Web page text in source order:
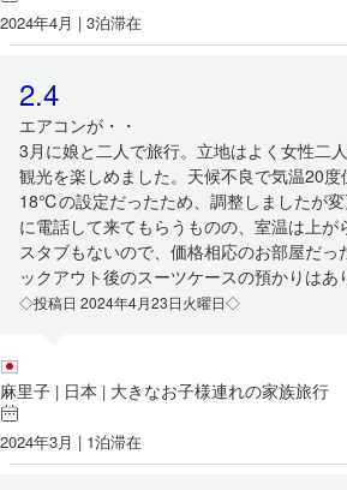
2024年4月 | 3泊滞在
2.4
エアコンが・・
3月に娘と二人で旅行。立地はよく女性二
観光を楽しめました。天候不良で気温20
18℃の設定だったため、調整しましたが変
に電話して来てもらうものの、室温は上が
スタブもないので、価格相応のお部屋だっ
ックアウト後のスーツケースの預かりはあ
◇投稿日 2024年4月23日火曜日◇
麻里子 | 日本 | 大きなお子様連れの家族旅行
2024年3月 | 1泊滞在